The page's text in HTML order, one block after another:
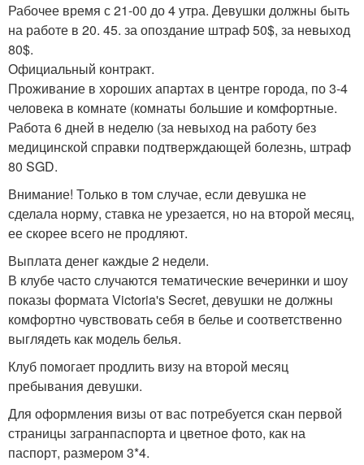
Рабочее время с 21-00 до 4 утра. Девушки должны быть
на работе в 20. 45. за опоздание штраф 50$, за невыход
80$.
Официальный контракт.
Проживание в хороших апартах в центре города, по 3-4
человека в комнате (комнаты большие и комфортные.
Работа 6 дней в неделю (за невыход на работу без
медицинской справки подтверждающей болезнь, штраф
80 SGD.
Внимание! Только в том случае, если девушка не
сделала норму, ставка не урезается, но на второй месяц,
ее скорее всего не продляют.
Выплата денег каждые 2 недели.
В клубе часто случаются тематические вечеринки и шоу
показы формата Victoria's Secret, девушки не должны
комфортно чувствовать себя в белье и соответственно
выглядеть как модель белья.
Клуб помогает продлить визу на второй месяц
пребывания девушки.
Для оформления визы от вас потребуется скан первой
страницы загранпаспорта и цветное фото, как на
паспорт, размером 3*4.